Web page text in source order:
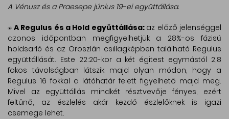
A Vénusz és a Praesepe június 19-ei együttállása.
A Regulus és a Hold együttállása: az előző jelenséggel
azonos időpontban megfigyelhetjük a 28%-os fázisú
holdsarló és az Oroszlán csillagképben található Regulus
együttállását. Este 22:20-kor a két égitest egymástól 2,8
fokos távolságban látszik majd olyan módon, hogy a
Regulus 16 fokkal a látóhatár felett figyelhető majd meg.
Mivel az együttállás mindkét résztvevője fényes, ezért
feltűnő, az észlelés akár kezdő észlelőknek is igazi
csemege lehet.